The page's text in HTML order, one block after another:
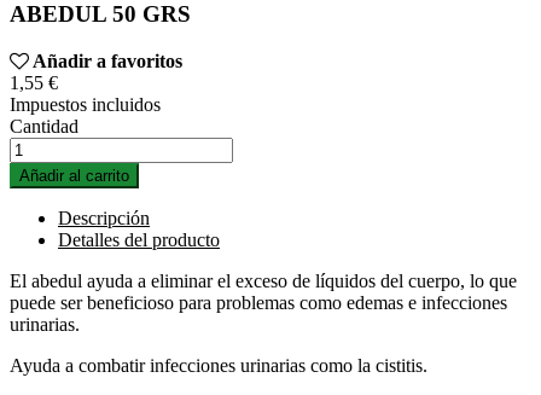
ABEDUL 50 GRS
Añadir a favoritos
1,55 €
Impuestos incluidos
Cantidad
Añadir al carrito
Descripción
Detalles del producto
El abedul ayuda a eliminar el exceso de líquidos del cuerpo, lo que
puede ser beneficioso para problemas como edemas e infecciones
urinarias.
Ayuda a combatir infecciones urinarias como la cistitis.